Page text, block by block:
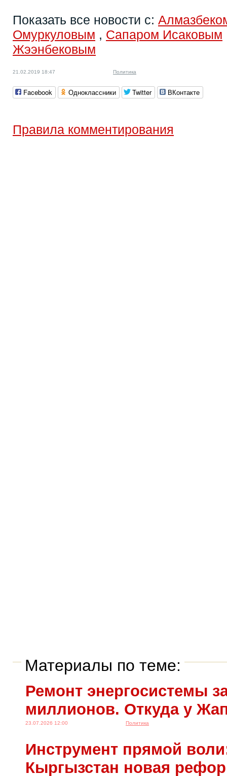
Показать все новости с:
Омуркуловым , Сапаром Исаковым
Жээнбековым
21.02.2019 18:47 Политика
Facebook Одноклассники Twitter ВКонтакте
Правила комментирования
Материалы по теме:
Ремонт энергосистемы
миллионов. Откуда у
23.07.2026 12:00 Политика
Инструмент прямой
Кыргызстан новая